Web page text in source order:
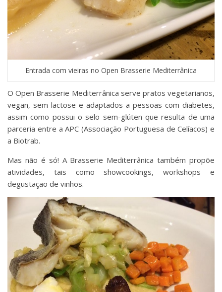
Entrada com vieiras no Open Brasserie Mediterrânica
O Open Brasserie Mediterrânica serve pratos vegetarianos,
vegan, sem lactose e adaptados a pessoas com diabetes,
assim como possui o selo sem-glúten que resulta de uma
parceria entre a APC (Associação Portuguesa de Celíacos) e
a Biotrab.
Mas não é só! A Brasserie Mediterrânica também propõe
atividades, tais como showcookings, workshops e
degustação de vinhos.